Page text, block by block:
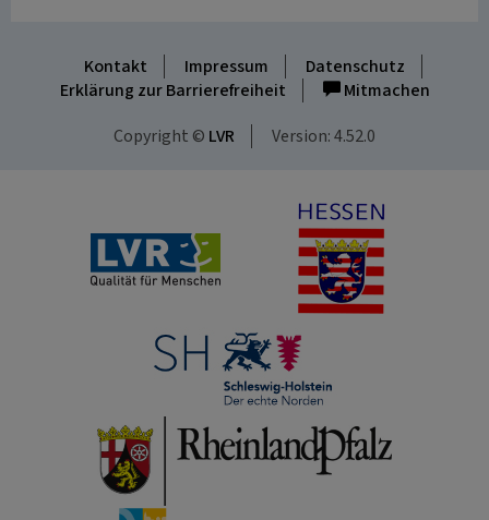
Kontakt Impressum
Datenschutz
Erklärung zur Barrierefreiheit
Mitmachen
Copyright © LVR Version: 4.52.0